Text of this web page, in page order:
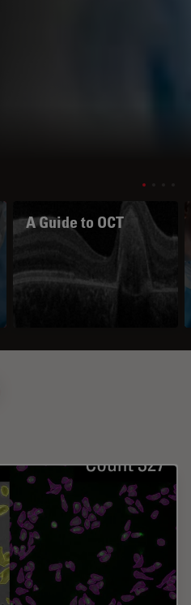
A Guide to OCT